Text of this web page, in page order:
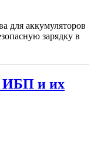
для аккумуляторов
зарядку в
ИБП и их